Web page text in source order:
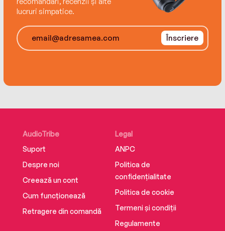
lucruri simpatice.
Înscriere
AudioTribe
Suport
Despre noi
Creează un cont
Cum funcționează
Retragere din comandă
Legal
ANPC
Politica de
confidențialitate
Politica de cookie
Termeni și condiții
Regulamente